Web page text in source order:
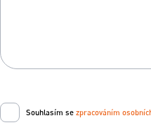
Souhlasím se zpracováním